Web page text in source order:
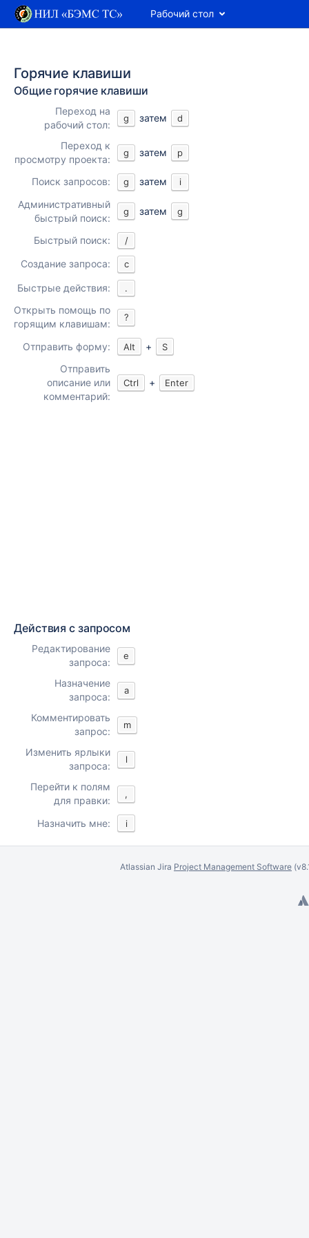
Рабочий стол
Горячие клавиши
Общие горячие клавиши
Переход на
рабочий стол:
g затем d
Переход к
просмотру проекта:
g затем p
Поиск запросов: g затем i
Административный
быстрый поиск:
g затем g
Быстрый поиск: /
Создание запроса: c
Быстрые действия: .
Открыть помощь по
горящим клавишам:
?
Отправить форму: Alt + S
Отправить
описание или
комментарий:
Ctrl + Enter
Действия с запросом
Редактирование
запроса:
e
Назначение
запроса:
a
Комментировать
запрос:
m
Изменить ярлыки
запроса:
l
Перейти к полям
для правки:
,
Назначить мне: i
Atlassian Jira Project Management Software